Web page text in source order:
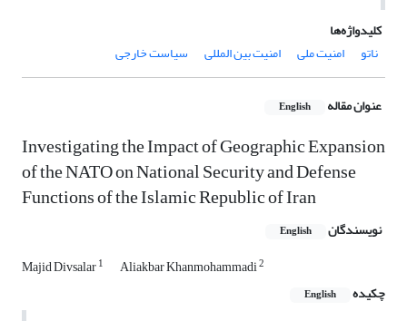
کلیدواژه‌ها
ناتو
امنیت ملی امنیت بین المللی سیاست خارجی
عنوان مقاله English
Investigating the Impact of Geographic Expansion
of the NATO on National Security and Defense
Functions of the Islamic Republic of Iran
نویسندگان English
Majid Divsalar1 Aliakbar Khanmohammadi2
چکیده English